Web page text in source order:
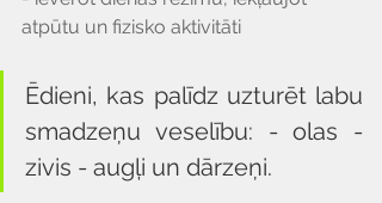
atpūtu un fizisko aktivitāti
Ēdieni, kas palīdz uzturēt labu
smadzeņu veselību: - olas -
zivis - augļi un dārzeņi.